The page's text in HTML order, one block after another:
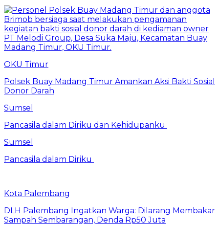
OKU Timur
Polsek Buay Madang Timur Amankan Aksi Bakti Sosial
Donor Darah
Sumsel
Pancasila dalam Diriku dan Kehidupanku
Sumsel
Pancasila dalam Diriku
Kota Palembang
DLH Palembang Ingatkan Warga: Dilarang Membakar
Sampah Sembarangan, Denda Rp50 Juta